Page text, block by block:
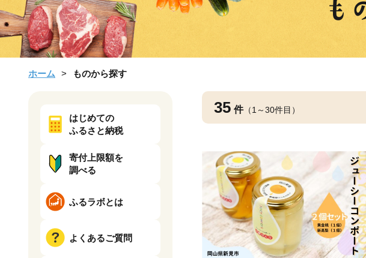
ホーム ものから探す
35 件（1～30件目）
はじめての
ふるさと納税
寄付上限額を
調べる
ふるラボとは
よくあるご質問